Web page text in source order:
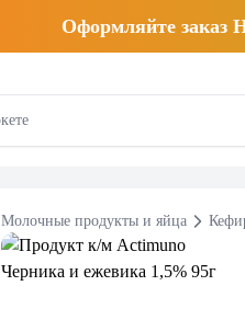
Оформляйте
Молочные продукты и яйца